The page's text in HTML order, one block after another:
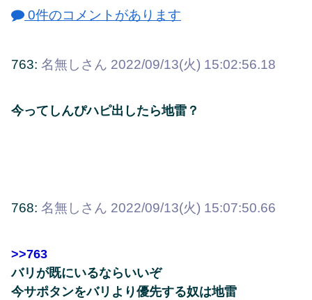
0件のコメントがあります
763: 名無しさん 2022/09/13(火) 15:02:56.18
今ってしんぴハピ出したら地雷？
768: 名無しさん 2022/09/13(火) 15:07:50.66
>>763
バリが既にいるならいいぞ
今サポタンをバリより優先する奴は地雷